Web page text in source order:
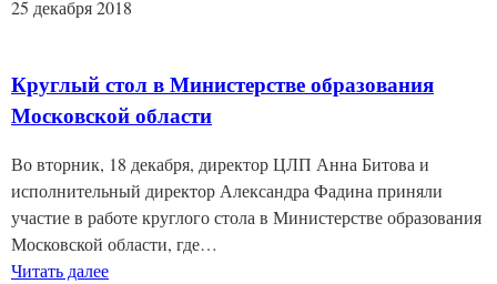
25 декабря 2018
Круглый стол в Министерстве образования
Московской области
Во вторник, 18 декабря, директор ЦЛП Анна Битова и
исполнительный директор Александра Фадина приняли
участие в работе круглого стола в Министерстве образования
Московской области, где…
Читать далее